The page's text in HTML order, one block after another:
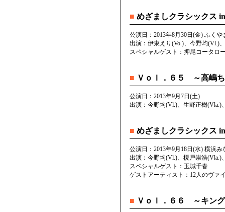
■ めざましクラシックス
公演日：2013年8月30日(金) ふく
出演：伊東えり(Vo.)、今野均(Vl.)
スペシャルゲスト：押尾コータロ
■ Ｖｏｌ．６５ ～高嶋
公演日：2013年9月7日(土)
出演：今野均(Vl.)、生野正樹(Vla.)
■ めざましクラシックス
公演日：2013年9月18日(水) 横浜
出演：今野均(Vl.)、榎戸崇浩(Vla.)
スペシャルゲスト：玉城千春
ゲストアーティスト：12人のヴァ
■ Ｖｏｌ．６６ ～キング